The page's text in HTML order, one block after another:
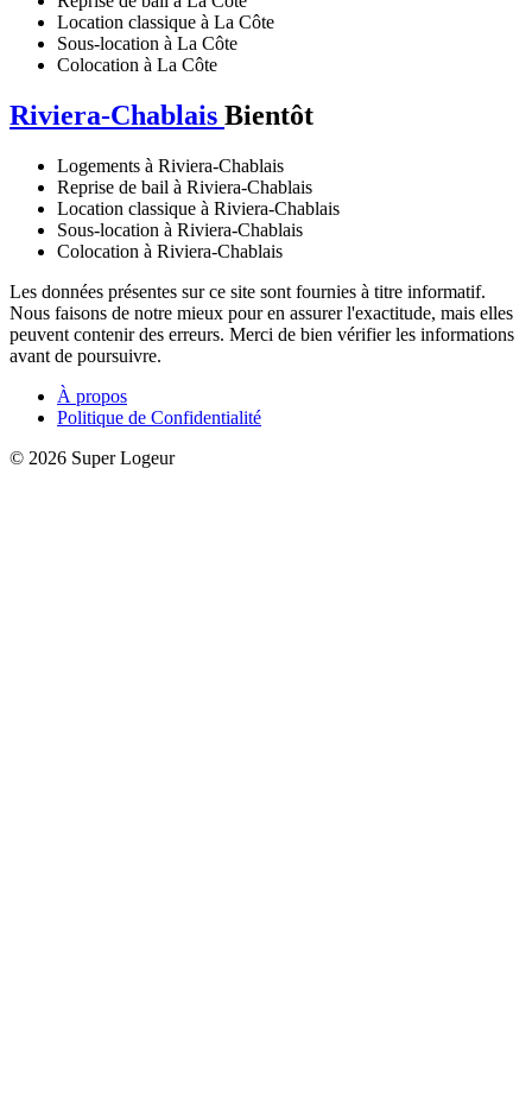
Location classique à La Côte
Sous-location à La Côte
Colocation à La Côte
Riviera-Chablais Bientôt
Logements à Riviera-Chablais
Reprise de bail à Riviera-Chablais
Location classique à Riviera-Chablais
Sous-location à Riviera-Chablais
Colocation à Riviera-Chablais
Les données présentes sur ce site sont fournies à titre informatif.
Nous faisons de notre mieux pour en assurer l'exactitude, mais elles
peuvent contenir des erreurs. Merci de bien vérifier les informations
avant de poursuivre.
À propos
Politique de Confidentialité
© 2026 Super Logeur